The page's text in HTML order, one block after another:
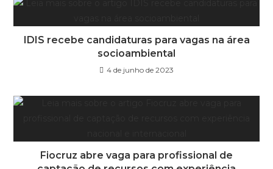
IDIS recebe candidaturas para vagas na área
socioambiental
4 de junho de 2023
Fiocruz abre vaga para profissional de